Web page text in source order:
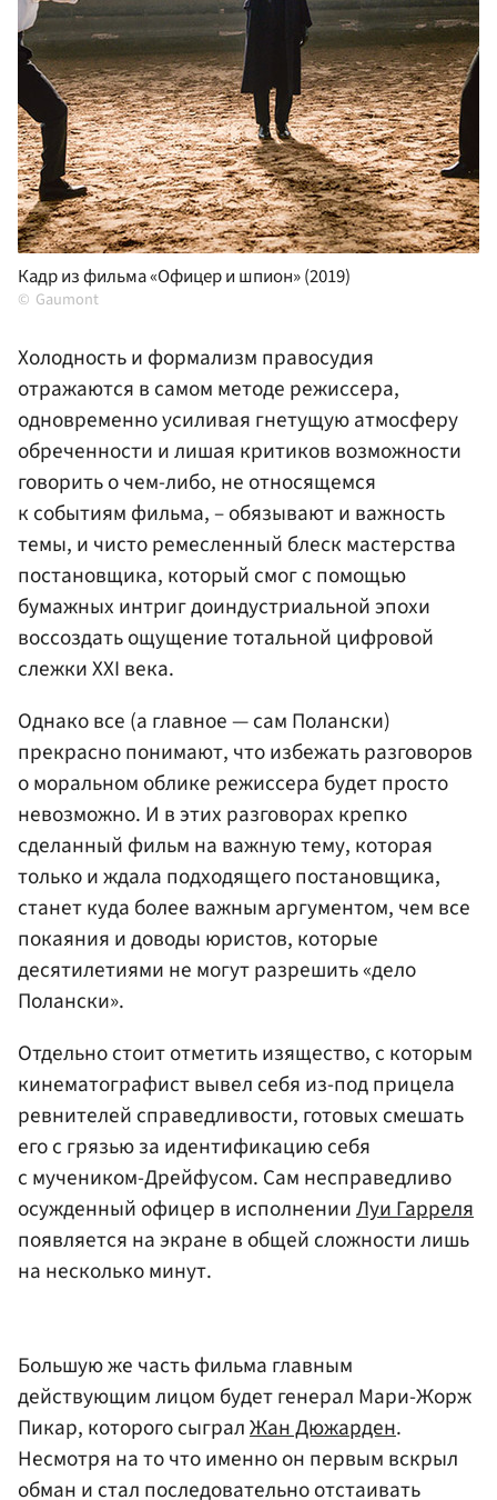
Кадр из фильма «Офицер и шпион» (2019)
Gaumont
Холодность и формализм правосудия
отражаются в самом методе режиссера,
одновременно усиливая гнетущую атмосферу
обреченности и лишая критиков возможности
говорить о чем-либо, не относящемся
к событиям фильма, – обязывают и важность
темы, и чисто ремесленный блеск мастерства
постановщика, который смог с помощью
бумажных интриг доиндустриальной эпохи
воссоздать ощущение тотальной цифровой
слежки XXI века.
Однако все (а главное — сам Полански)
прекрасно понимают, что избежать разговоров
о моральном облике режиссера будет просто
невозможно. И в этих разговорах крепко
сделанный фильм на важную тему, которая
только и ждала подходящего постановщика,
станет куда более важным аргументом, чем все
покаяния и доводы юристов, которые
десятилетиями не могут разрешить «дело
Полански».
Отдельно стоит отметить изящество, с которым
кинематографист вывел себя из-под прицела
ревнителей справедливости, готовых смешать
его с грязью за идентификацию себя
с мучеником-Дрейфусом. Сам несправедливо
осужденный офицер в исполненииЛуи Гарреля
появляется на экране в общей сложности лишь
на несколько минут.
Большую же часть фильма главным
действующим лицом будет генерал Мари-Жорж
Пикар, которого сыгралЖан Дюжарден.
Несмотря на то что именно он первым вскрыл
обман и стал последовательно отстаивать